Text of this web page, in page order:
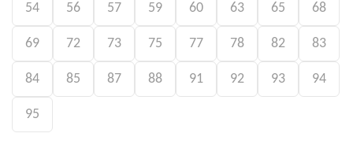
54 56 57 59 60 63 65 68
69 72 73 75 77 78 82 83
84 85 87 88 91 92 93 94
95